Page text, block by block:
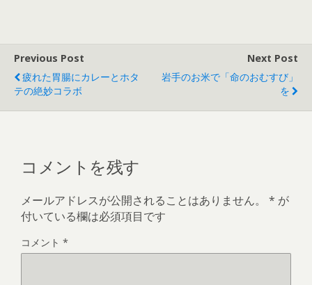
Previous Post
疲れた胃腸にカレーとホタ
テの絶妙コラボ
Next Post
岩手のお米で「命のおむすび」
を
コメントを残す
メールアドレスが公開されることはありません。 * が
付いている欄は必須項目です
コメント *